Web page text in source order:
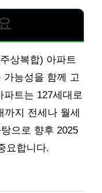
상복합) 아파트
가능성을 함께 고
트는 127세대로
까지 전세나 월세
으로 향후 2025
요합니다.